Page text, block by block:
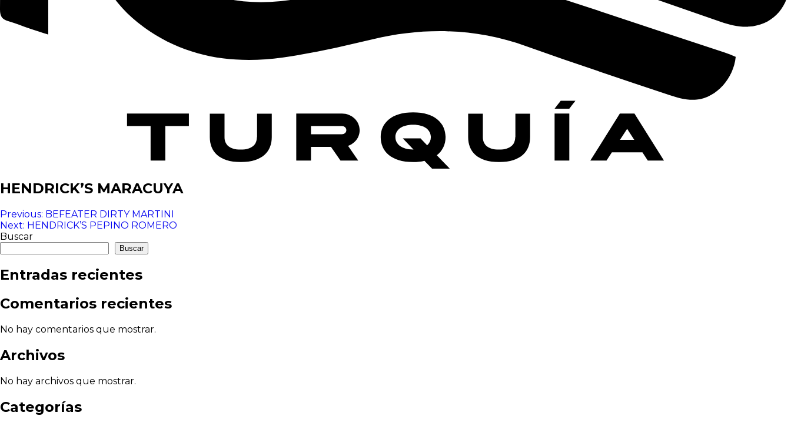
HENDRICK’S MARACUYA
Navegación
de
entradas
Previous: BEFEATER DIRTY MARTINI
Next: HENDRICK’S PEPINO ROMERO
Buscar
Buscar
Entradas recientes
Comentarios recientes
No hay comentarios que mostrar.
Archivos
No hay archivos que mostrar.
Categorías